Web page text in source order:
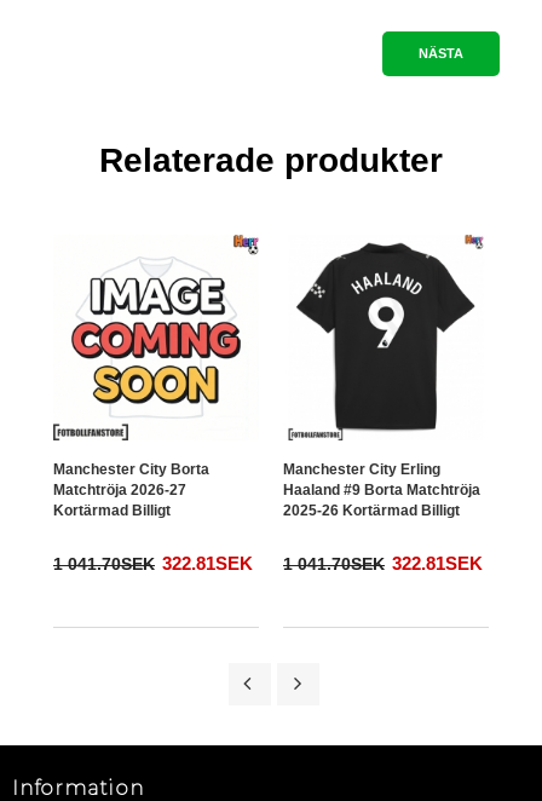
NÄSTA
Relaterade produkter
Manchester City Borta
Matchtröja 2026-27
Kortärmad Billigt
1 041.70SEK 322.81SEK
Manchester City Erling
Haaland #9 Borta Matchtröja
2025-26 Kortärmad Billigt
1 041.70SEK 322.81SEK
Information